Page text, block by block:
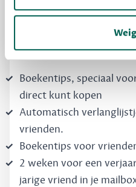
Schrijf
Boekentips, speciaal
direct kunt kopen
Automatisch
vrienden.
Boekentips voor
2 weken voor een
jarige vriend in je